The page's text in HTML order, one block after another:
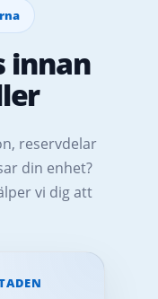
innan
reservdelar
din enhet?
vi dig att